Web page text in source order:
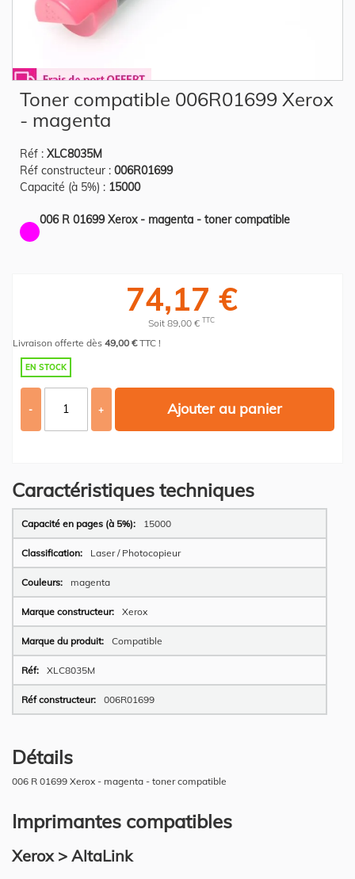
the
beginning
images
gallery
Toner compatible 006R01699 Xerox
- magenta
Réf : XLC8035M
Réf constructeur : 006R01699
Capacité (à 5%) : 15000
006 R 01699 Xerox - magenta - toner compatible
74,17 €
Soit 89,00 € TTC
Livraison offerte dès 49,00 €TTC !
EN STOCK
- + Ajouter au panier
Caractéristiques techniques
Plus
d’information
15000
Laser / Photocopieur
magenta
Xerox
Compatible
XLC8035M
006R01699
Détails
006 R 01699 Xerox - magenta - toner compatible
Imprimantes compatibles
Xerox > AltaLink